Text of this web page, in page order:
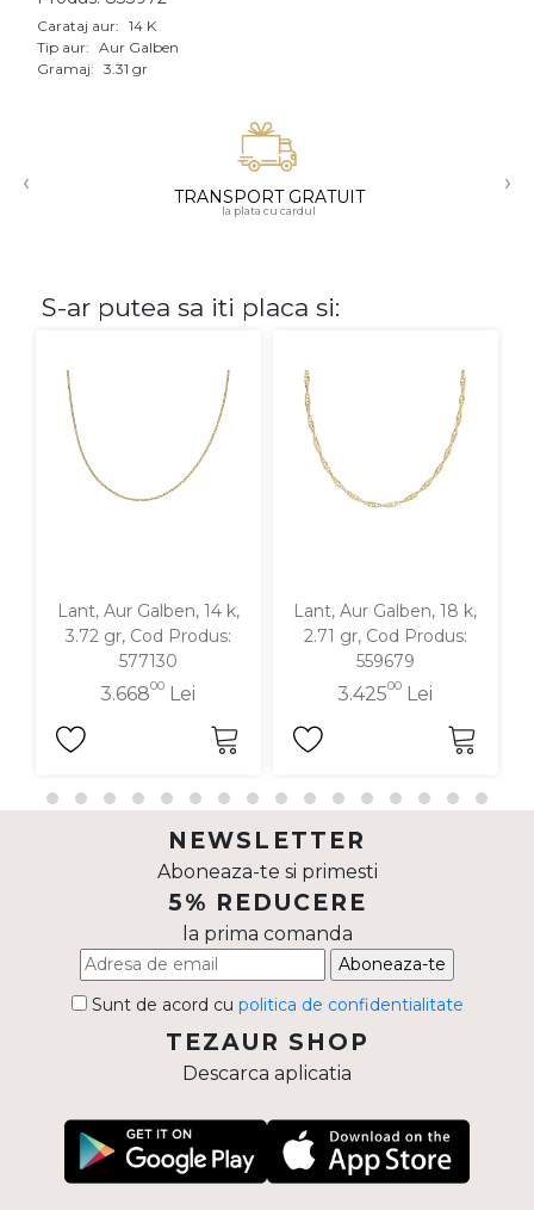
Aur mixt
18K
Cu pietre
Diamante
Carataj aur: 14 K
Tip aur: Aur Galben
Gramaj: 3.31 gr
‹ TRANSPORT GRATUIT
la plata cu cardul
›
S-ar putea sa iti placa si:
Lant, Aur Galben, 14 k,
3.72 gr, Cod Produs:
577130
3.66800 Lei
Lant, Aur Galben, 18 k,
2.71 gr, Cod Produs:
559679
3.42500 Lei
NEWSLETTER
Aboneaza-te si primesti
5% REDUCERE
la prima comanda
Aboneaza-te
Sunt de acord cu politica de confidentialitate
TEZAUR SHOP
Descarca aplicatia